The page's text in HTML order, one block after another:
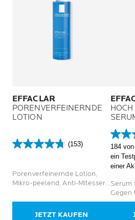
EFFACLAR
PORENVERFEINERNDE
LOTION
(153)
4.7
Sternen.
153
Porenverfeinernde Lotion,
Mikro-peelend, Anti-Mitesser,
JETZT KAUFEN
4.5
von
5
184
ein
einer
Serum
Gegen
Pickel
Haut